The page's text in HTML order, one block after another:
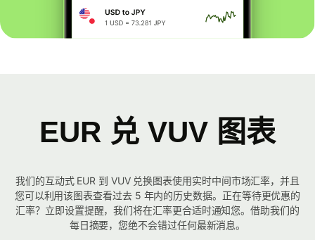
EUR 兑 VUV 图表
我们的互动式 EUR 到 VUV 兑换图表使用实时中间市场汇率，并且
您可以利用该图表查看过去 5 年内的历史数据。正在等待更优惠的
汇率？立即设置提醒，我们将在汇率更合适时通知您。借助我们的
每日摘要，您绝不会错过任何最新消息。